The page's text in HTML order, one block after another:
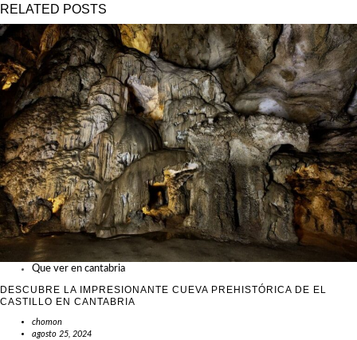
RELATED POSTS
Que ver en cantabria
DESCUBRE LA IMPRESIONANTE CUEVA PREHISTÓRICA DE EL
CASTILLO EN CANTABRIA
chomon
agosto 25, 2024